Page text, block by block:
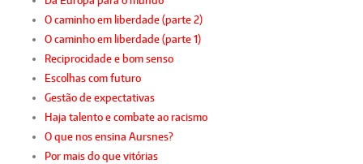
O caminho em liberdade (parte 2)
O caminho em liberdade (parte 1)
Reciprocidade e bom senso
Escolhas com futuro
Gestão de expectativas
Haja talento e combate ao racismo
O que nos ensina Aursnes?
Por mais do que vitórias